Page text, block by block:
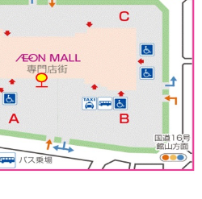
保険
通について
い合わせ